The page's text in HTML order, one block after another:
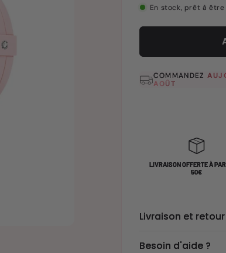
En stock, prêt à
COMMANDEZ
AOÛT
LIVRAISON OFFERTE À
50€
Livraison et retour
Besoin d'aide ?